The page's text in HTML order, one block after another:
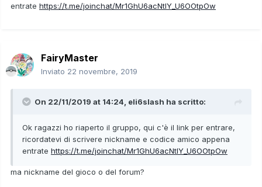
entrate https://t.me/joinchat/Mr1GhU6acNtIY_U6OOtpOw
FairyMaster
Inviato 22 novembre, 2019
On 22/11/2019 at 14:24, eli6slash ha scritto:
Ok ragazzi ho riaperto il gruppo, qui c'è il link per entrare,
ricordatevi di scrivere nickname e codice amico appena
entrate https://t.me/joinchat/Mr1GhU6acNtIY_U6OOtpOw
ma nickname del gioco o del forum?